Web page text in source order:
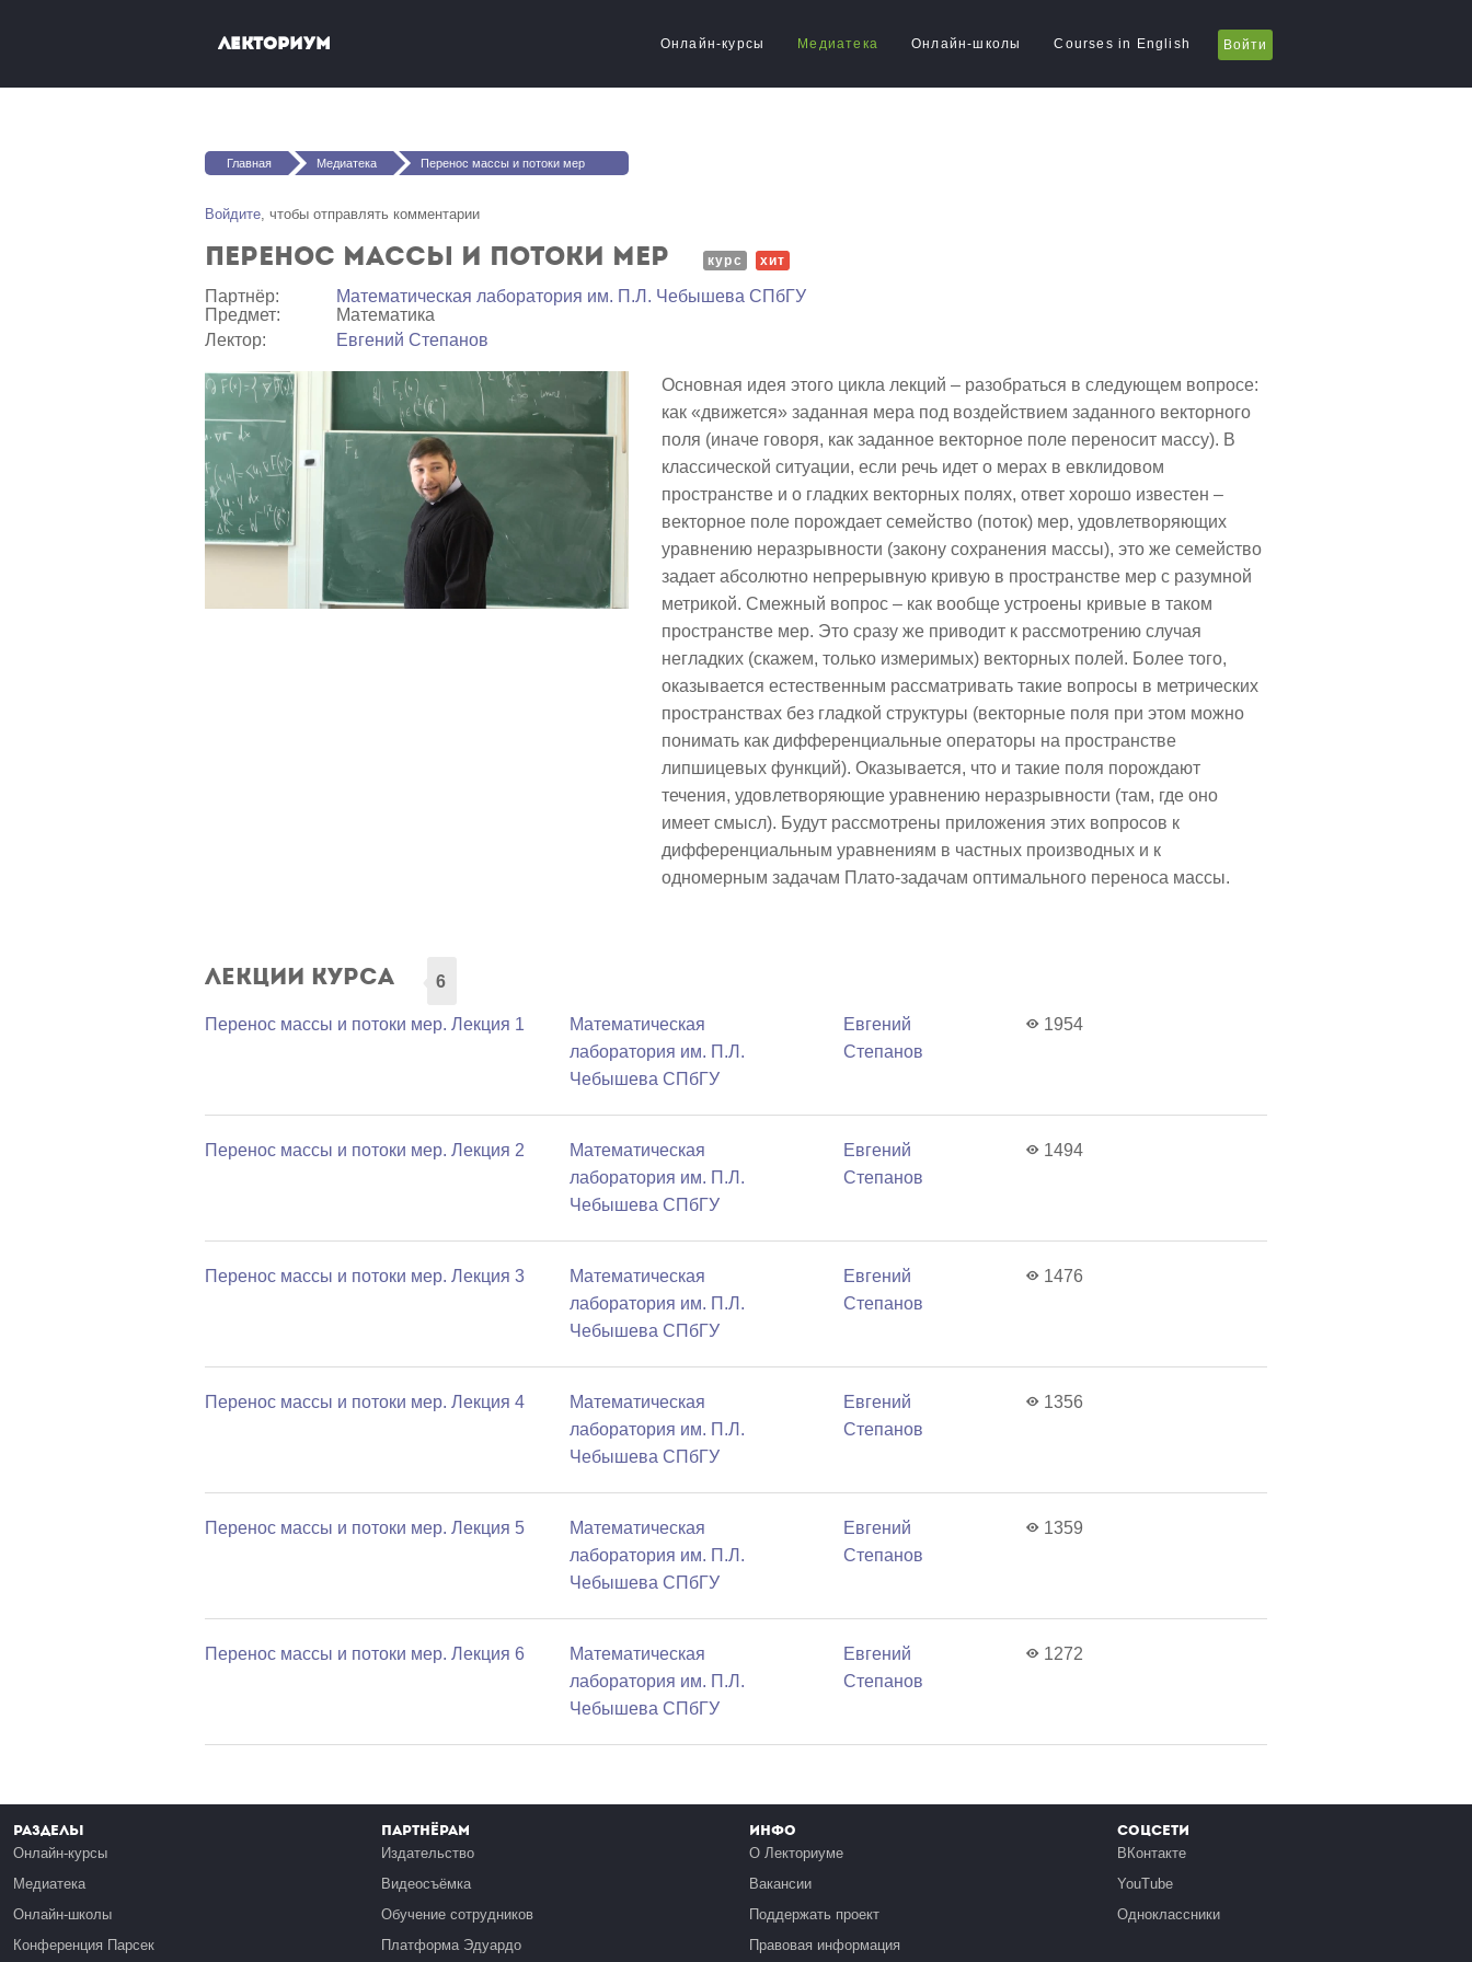
Лекториум Онлайн-курсы Медиатека Онлайн-школы Courses in English Войти
Вы здесь
Главная Медиатека Перенос массы и потоки мер
Войдите, чтобы отправлять комментарии
Перенос массы и потоки мер курс хит
Партнёр:
Математичеcкая лаборатория им. П.Л. Чебышева СПбГУ
Предмет:
Математика
Лектор:
Евгений Степанов
Основная идея этого цикла лекций – разобраться в следующем вопросе:
как «движется» заданная мера под воздействием заданного векторного
поля (иначе говоря, как заданное векторное поле переносит массу). В
классической ситуации, если речь идет о мерах в евклидовом
пространстве и о гладких векторных полях, ответ хорошо известен –
векторное поле порождает семейство (поток) мер, удовлетворяющих
уравнению неразрывности (закону сохранения массы), это же семейство
задает абсолютно непрерывную кривую в пространстве мер с разумной
метрикой. Смежный вопрос – как вообще устроены кривые в таком
пространстве мер. Это сразу же приводит к рассмотрению случая
негладких (скажем, только измеримых) векторных полей. Более того,
оказывается естественным рассматривать такие вопросы в метрических
пространствах без гладкой структуры (векторные поля при этом можно
понимать как дифференциальные операторы на пространстве
липшицевых функций). Оказывается, что и такие поля порождают
течения, удовлетворяющие уравнению неразрывности (там, где оно
имеет смысл). Будут рассмотрены приложения этих вопросов к
дифференциальным уравнениям в частных производных и к
одномерным задачам Плато-задачам оптимального переноса массы.
Лекции курса 6
Перенос массы и потоки мер. Лекция 1
Математичеcкая
лаборатория им. П.Л.
Чебышева СПбГУ
Евгений
Степанов
1954
Перенос массы и потоки мер. Лекция 2
Математичеcкая
лаборатория им. П.Л.
Чебышева СПбГУ
Евгений
Степанов
1494
Перенос массы и потоки мер. Лекция 3
Математичеcкая
лаборатория им. П.Л.
Чебышева СПбГУ
Евгений
Степанов
1476
Перенос массы и потоки мер. Лекция 4
Математичеcкая
лаборатория им. П.Л.
Чебышева СПбГУ
Евгений
Степанов
1356
Перенос массы и потоки мер. Лекция 5
Математичеcкая
лаборатория им. П.Л.
Чебышева СПбГУ
Евгений
Степанов
1359
Перенос массы и потоки мер. Лекция 6
Математичеcкая
лаборатория им. П.Л.
Чебышева СПбГУ
Евгений
Степанов
1272
Разделы
Онлайн-курсы
Медиатека
Онлайн-школы
Конференция Парсек
Партнёрам
Издательство
Видеосъёмка
Обучение сотрудников
Платформа Эдуардо
Инфо
О Лекториуме
Вакансии
Поддержать проект
Правовая информация
Соцсети
ВКонтакте
YouTube
Одноклассники